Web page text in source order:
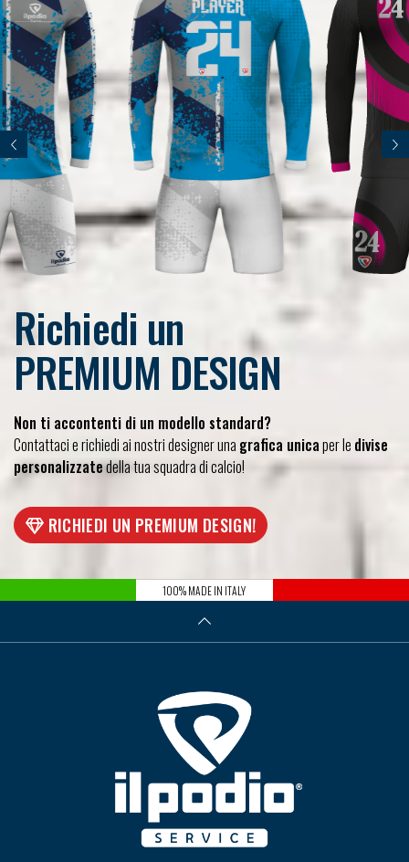
Previous
Richiedi un
PREMIUM DESIGN
Non ti accontenti di un modello standard?
Contattaci e richiedi ai nostri designer una grafica unicaper le divise
personalizzatedella tua squadra di calcio!
RICHIEDI UN PREMIUM DESIGN!
100% MADE IN ITALY